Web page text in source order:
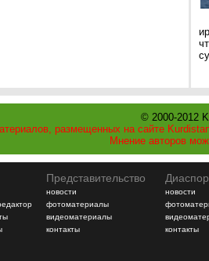
© 2000-2012
размещенных на сайте
Мнение авторов
Представительство
новости
фотоматериалы
видеоматериалы
контакты
новости
контакты